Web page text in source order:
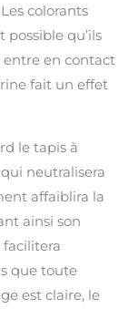
colorants
qu’ils
entre en contact
fait un effet
le tapis à
neutralisera
affaiblira la
ainsi son
facilitera
que toute
est claire, le